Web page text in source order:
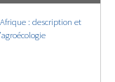
: description et